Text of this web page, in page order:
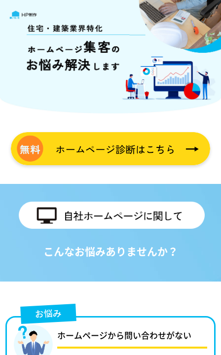
こんなお悩みありませんか？
お悩み
ホームページから問い合わせがない